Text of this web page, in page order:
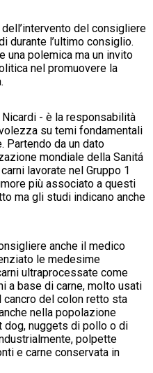
del consigliere
durante l’ultimo consiglio.
una polemica ma un invito
nel promuovere la
- è la responsabilità
su temi fondamentali
Partendo da un dato
mondiale della Sanitá
lavorate nel Gruppo 1
più associato a questi
ma gli studi indicano anche
anche il medico
le medesime
ultraprocessate come
a base di carne, molto usati
del colon retto sta
nella popolazione
dog, nuggets di pollo o di
polpette
e carne conservata in